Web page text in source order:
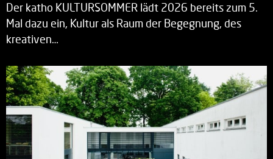
Der katho KULTURSOMMER lädt 2026 bereits zum 5.
Mal dazu ein, Kultur als Raum der Begegnung, des
kreativen…